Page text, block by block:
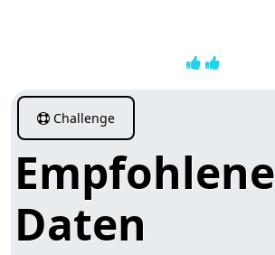
Challenge
Empfohlene
Daten